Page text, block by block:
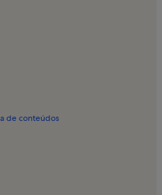
da Trapa e São Cristóvão de
de conteúdos